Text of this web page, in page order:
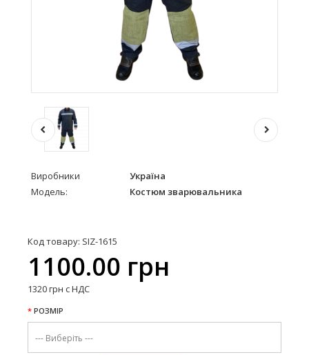
Виробники
Україна
Модель:
Костюм зварювальника
Код товару: SIZ-1615
1100.00 грн
1320 грн с НДС
РОЗМІР